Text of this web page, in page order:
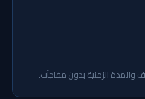
الزمنية بدون مفاجآت.